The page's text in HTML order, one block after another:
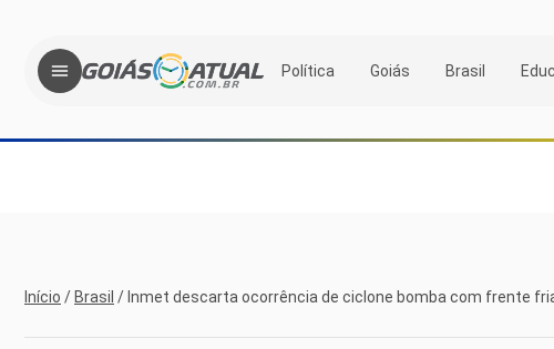
Política Goiás Brasil
Início / Brasil / Inmet descarta ocorrência de ciclone bomba com frente